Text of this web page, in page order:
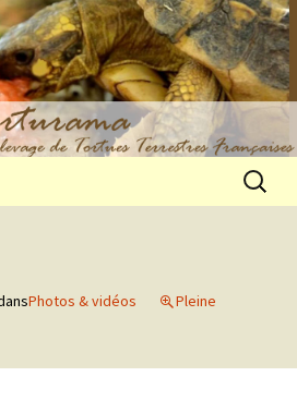
françaises
Photos & vidéos
Pleine